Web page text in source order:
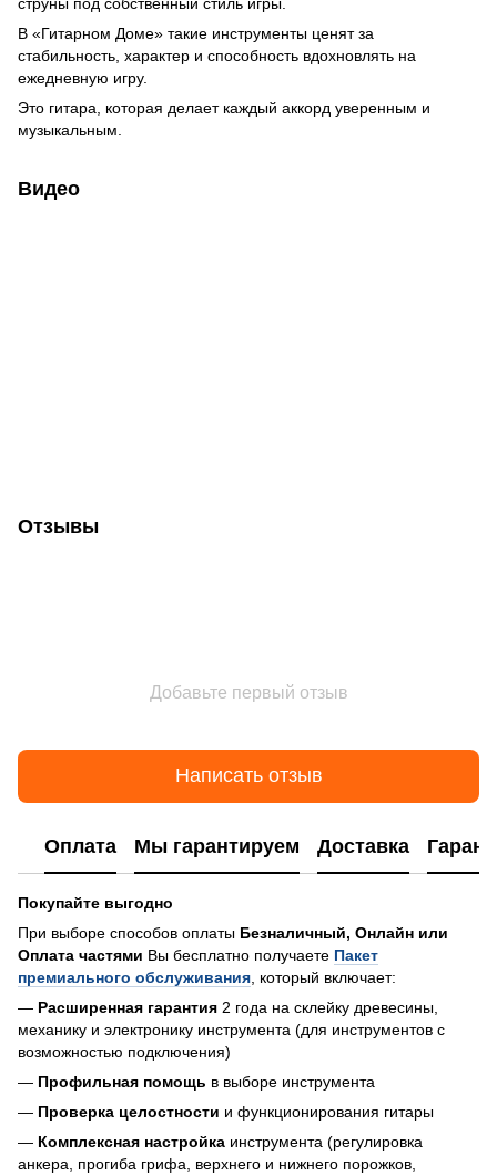
В «Гитарном Доме» такие инструменты ценят за
стабильность, характер и способность вдохновлять на
ежедневную игру.
Это гитара, которая делает каждый аккорд уверенным и
музыкальным.
Видео
Отзывы
Добавьте первый отзыв
Написать отзыв
Оплата Мы гарантируем Доставка
Покупайте выгодно
При выборе способов оплаты Безналичный, Онлайн или
Оплата частями Вы бесплатно получаете Пакет
премиального обслуживания , который включает:
— Расширенная гарантия 2 года на склейку древесины,
механику и электронику инструмента (для инструментов с
возможностью подключения)
— Профильная помощь в выборе инструмента
— Проверка целостности и функционирования гитары
— Комплексная настройка инструмента (регулировка
анкера, прогиба грифа, верхнего и нижнего порожков,